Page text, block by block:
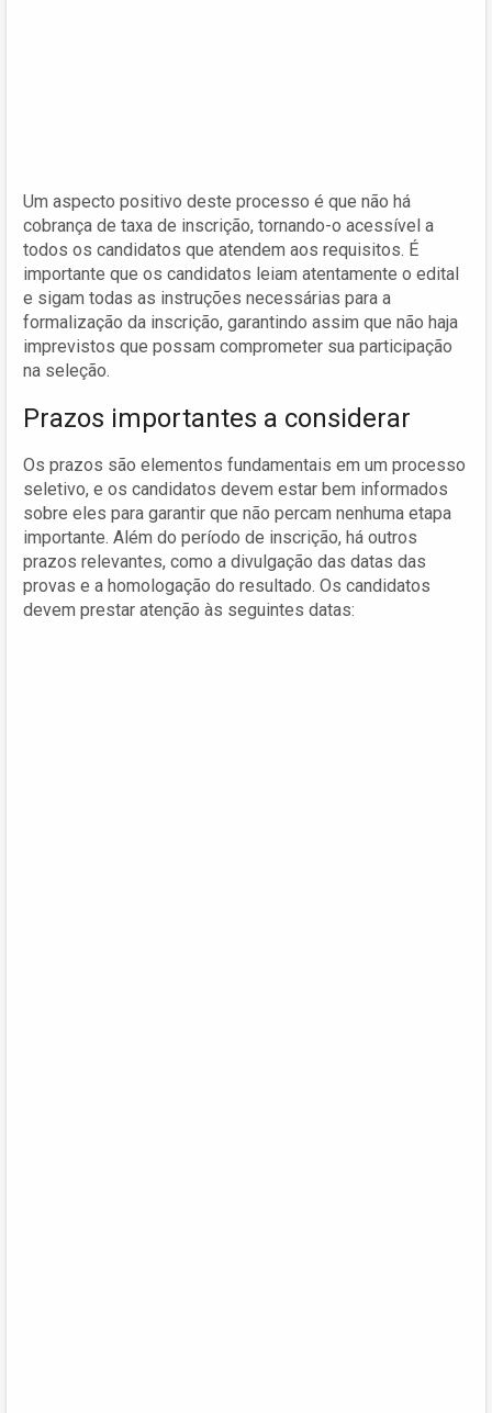
Um aspecto positivo deste processo é que não há
cobrança de taxa de inscrição, tornando-o acessível a
todos os candidatos que atendem aos requisitos. É
importante que os candidatos leiam atentamente o edital
e sigam todas as instruções necessárias para a
formalização da inscrição, garantindo assim que não haja
imprevistos que possam comprometer sua participação
na seleção.
Prazos importantes a considerar
Os prazos são elementos fundamentais em um processo
seletivo, e os candidatos devem estar bem informados
sobre eles para garantir que não percam nenhuma etapa
importante. Além do período de inscrição, há outros
prazos relevantes, como a divulgação das datas das
provas e a homologação do resultado. Os candidatos
devem prestar atenção às seguintes datas: